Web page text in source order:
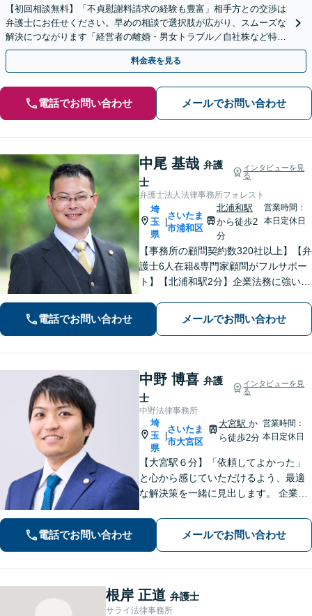
【初回相談無料】「不貞慰謝料請求の経験も豊富」相手方との交渉は
弁護士にお任せください。早めの相談で選択肢が広がり、スムーズな
解決につながります「経営者の離婚・男女トラブル／自社株など特有
の問題にもきめ細やかにサポート」【夜間相談可】
料金表を見る
電話でお問い合わせ メールでお問い合わせ
中尾 基哉 弁護
士
インタビューを見
る
弁護士法人法律事務所フォレスト
埼
玉
県
さいたま
市浦和区
北浦和駅
から徒歩2
分
営業時間：
本日定休日
【事務所の顧問契約数320社以上】【弁
護士6人在籍&専門家顧問がフルサポー
ト】【北浦和駅2分】企業法務に強い弁
動産などに対応します。中小企業さ
ま、個人事業主さまからのご相談に注
電話でお問い合わせ メールでお問い合わせ
中野 博喜 弁護
士
インタビューを見
る
中野法律事務所
埼
玉
県
|
さいたま
市大宮区
大宮駅 か
ら徒歩2分
営業時間：
本日定休日
【大宮駅６分】「依頼してよかった」
と心から感じていただけるよう、最適
な解決策を一緒に見出します。 企業法
／労務など。お困りごとやお悩みは、
どうぞお気軽にお知らせください。
【夜間・休日の相談可能】【オンライ
ン相談可能】
電話でお問い合わせ メールでお問い合わせ
根岸 正道 弁護士
サライ法律事務所